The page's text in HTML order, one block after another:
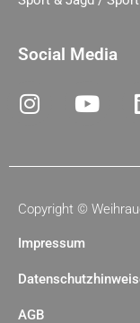
Social Media
Copyright ©
Impressum
AGB